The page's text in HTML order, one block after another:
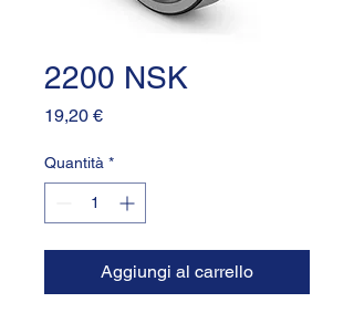
2200 NSK
19,20 €Prezzo
Quantità *
Aggiungi al carrello